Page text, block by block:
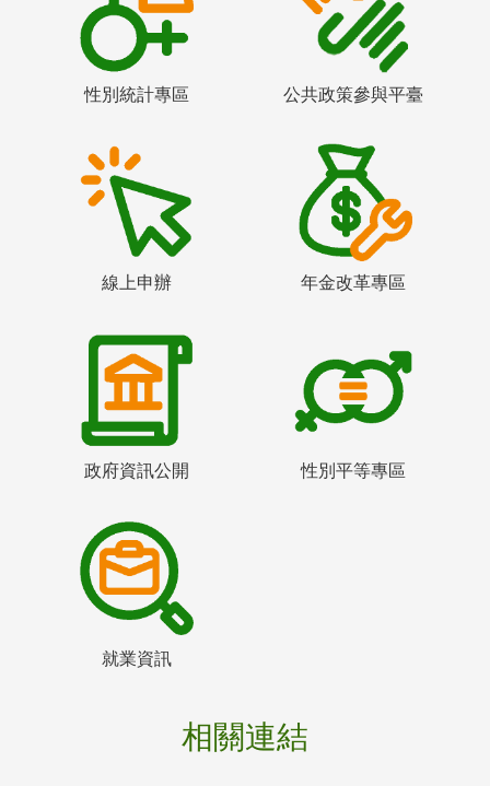
性別統計專區 公共政策參與平臺
線上申辦 年金改革專區
政府資訊公開 性別平等專區
就業資訊
相關連結